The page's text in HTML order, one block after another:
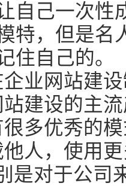
自己一次性
特，但是名
住自己的。
企业网站建
建设的主
多优秀的
人，使用
是对于公司